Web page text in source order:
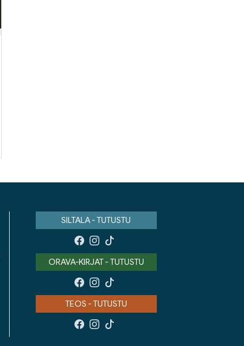
SILTALA - TUTUSTU
ORAVA-KIRJAT - TUTUSTU
TEOS - TUTUSTU